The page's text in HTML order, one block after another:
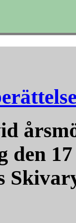
den